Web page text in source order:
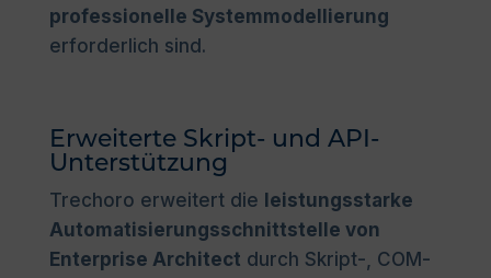
professionelle Systemmodellierung
erforderlich sind.
Erweiterte Skript- und API-
Unterstützung
Trechoro erweitert die leistungsstarke
Automatisierungsschnittstelle von
Enterprise Architect durch Skript-, COM-